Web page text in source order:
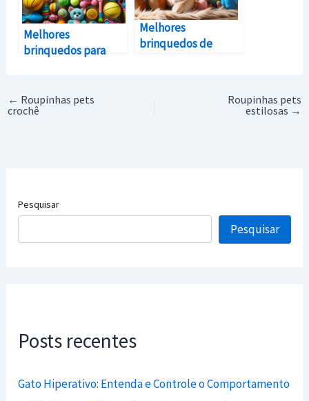
Melhores
brinquedos para
Melhores
brinquedos de
← Roupinhas pets
crochê
Roupinhas pets
estilosas →
Pesquisar
Pesquisar
Posts recentes
Gato Hiperativo: Entenda e Controle o Comportamento